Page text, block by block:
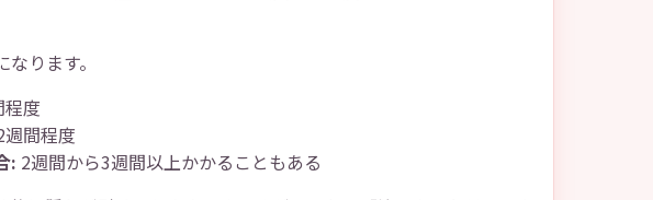
ります。
度
間程度
: 2週間から3週間以上かかることもある